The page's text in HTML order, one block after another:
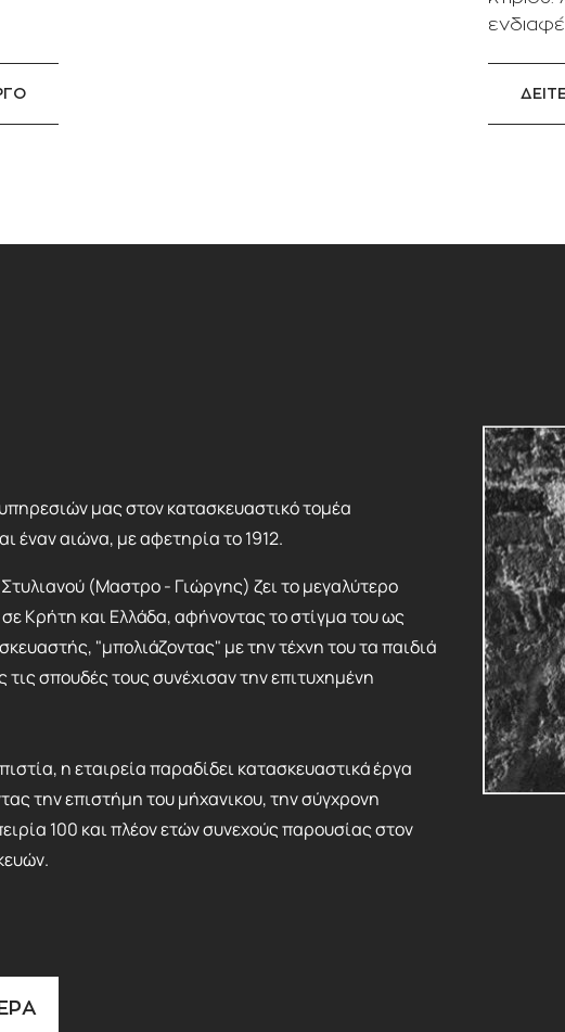
μας στον κατασκευαστικό τομέα
έναν αιώνα, με αφετηρία το 1912.
(Μαστρο - Γιώργης) ζει το μεγαλύτερο
Κρήτη και Ελλάδα, αφήνοντας το στίγμα του ως
"μπολιάζοντας" με την τέχνη του τα παιδιά
σπουδές τους συνέχισαν την επιτυχημένη
η εταιρεία παραδίδει κατασκευαστικά έργα
την επιστήμη του μήχανικου, την σύγχρονη
100 και πλέον ετών συνεχούς παρουσίας στον
Φρούριο Φιρκά,
Χανιά 1977